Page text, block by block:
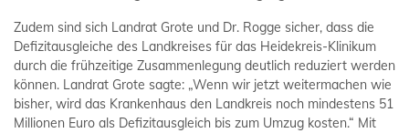
Zudem sind sich Landrat Grote und Dr. Rogge sicher, dass die
Defizitausgleiche des Landkreises für das Heidekreis-Klinikum
durch die frühzeitige Zusammenlegung deutlich reduziert werden
können. Landrat Grote sagte: „Wenn wir jetzt weitermachen wie
bisher, wird das Krankenhaus den Landkreis noch mindestens 51
Millionen Euro als Defizitausgleich bis zum Umzug kosten.“ Mit